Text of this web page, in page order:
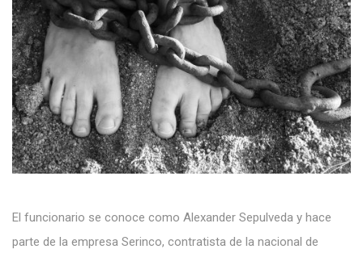
El funcionario se conoce como Alexander Sepulveda y hace
parte de la empresa Serinco, contratista de la nacional de